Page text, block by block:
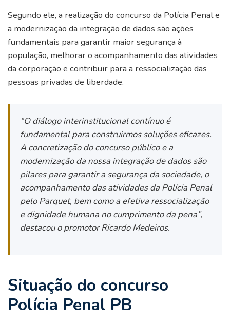
Segundo ele, a realização do concurso da Polícia Penal e
a modernização da integração de dados são ações
fundamentais para garantir maior segurança à
população, melhorar o acompanhamento das atividades
da corporação e contribuir para a ressocialização das
pessoas privadas de liberdade.
“O diálogo interinstitucional contínuo é
fundamental para construirmos soluções eficazes.
A concretização do concurso público e a
modernização da nossa integração de dados são
pilares para garantir a segurança da sociedade, o
acompanhamento das atividades da Polícia Penal
pelo Parquet, bem como a efetiva ressocialização
e dignidade humana no cumprimento da pena”,
destacou o promotor Ricardo Medeiros.
Situação do concurso
Polícia Penal PB